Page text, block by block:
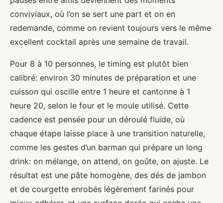
conviviaux, où l’on se sert une part et on en
redemande, comme on revient toujours vers le même
excellent cocktail après une semaine de travail.
Pour 8 à 10 personnes, le timing est plutôt bien
calibré: environ 30 minutes de préparation et une
cuisson qui oscille entre 1 heure et cantonne à 1
heure 20, selon le four et le moule utilisé. Cette
cadence est pensée pour un déroulé fluide, où
chaque étape laisse place à une transition naturelle,
comme les gestes d’un barman qui prépare un long
drink: on mélange, on attend, on goûte, on ajuste. Le
résultat est une pâte homogène, des dés de jambon
et de courgette enrobés légèrement farinés pour